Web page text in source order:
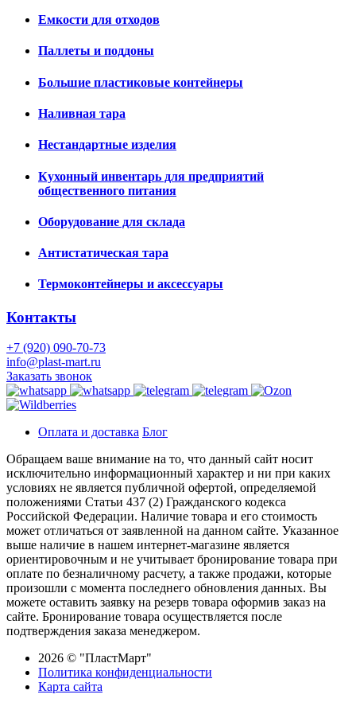
Емкости для отходов
Паллеты и поддоны
Большие пластиковые контейнеры
Наливная тара
Нестандартные изделия
Кухонный инвентарь для предприятий
общественного питания
Оборудование для склада
Антистатическая тара
Термоконтейнеры и аксессуары
Контакты
+7 (920) 090-70-73
info@plast-mart.ru
Заказать звонок
Оплата и доставка Блог
Обращаем ваше внимание на то, что данный сайт носит
исключительно информационный характер и ни при каких
условиях не является публичной офертой, определяемой
положениями Статьи 437 (2) Гражданского кодекса
Российской Федерации. Наличие товара и его стоимость
может отличаться от заявленной на данном сайте. Указанное
выше наличие в нашем интернет-магазине является
ориентировочным и не учитывает бронирование товара при
оплате по безналичному расчету, а также продажи, которые
произошли с момента последнего обновления данных. Вы
можете оставить заявку на резерв товара оформив заказ на
сайте. Бронирование товара осуществляется после
подтверждения заказа менеджером.
2026 © "ПластМарт"
Политика конфиденциальности
Карта сайта